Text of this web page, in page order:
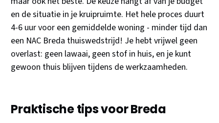
en de situatie in je kruipruimte. Het hele proces duurt
4-6 uur voor een gemiddelde woning - minder tijd dan
een NAC Breda thuiswedstrijd! Je hebt vrijwel geen
overlast: geen lawaai, geen stof in huis, en je kunt
gewoon thuis blijven tijdens de werkzaamheden.
Praktische tips voor Breda